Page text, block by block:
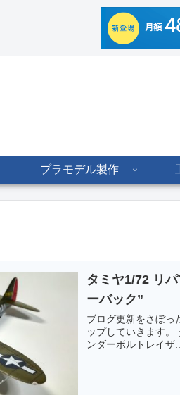
プラモデル製作
タミヤ1/72 リ
ーバック”
ブログ更新をさぼっ
ップしていきます。 タミヤ1/72ウォバードコレクションからP-47Dサ
ンダーボルトレイザ